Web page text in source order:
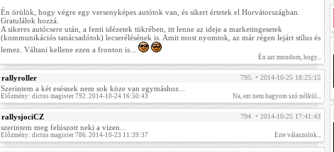
Én örülök, hogy végre egy versenyképes autótok van, és sikert értetek el Horvátországban.
Gratulálok hozzá.
A sikeres autócsere után, a fenti idézetek tükrében, itt lenne az ideje a marketingesetek
(kommunikációs tanácsadótok) lecserélésének is. Amit most nyomtok, az már régen lejárt stílus és
lemez. Váltani kellene ezen a fronton is...
Én azt mondom, hogy...
rallyroller 795. • 2014-10-25 18:25:15
Szerintem a két esésnek nem sok köze van egymáshoz...
Előzmény: dictus magister 792. 2014-10-24 16:50:43 Na, ezt nem hagyom szó nélkül...
rallysjociCZ 794. • 2014-10-25 17:41:43
szerintem meg felúszott neki a vizen...
Előzmény: dictus magister 786. 2014-10-23 11:39:37 Erre válaszolok...